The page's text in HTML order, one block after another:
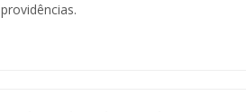
providências.